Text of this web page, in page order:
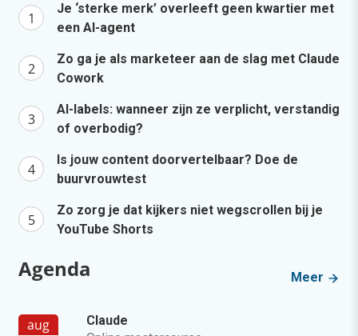
Je ‘sterke merk’ overleeft geen kwartier met
een AI-agent
Zo ga je als marketeer aan de slag met Claude
Cowork
AI-labels: wanneer zijn ze verplicht, verstandig
of overbodig?
Is jouw content doorvertelbaar? Doe de
buurvrouwtest
Zo zorg je dat kijkers niet wegscrollen bij je
YouTube Shorts
Agenda Meer
aug
Claude